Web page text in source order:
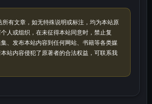
所有文章，如无特殊说明或标注，均为本站原
人或组织，在未征得本站同意时，禁止复
、发布本站内容到任何网站、书籍等各类媒
站内容侵犯了原著者的合法权益，可联系我